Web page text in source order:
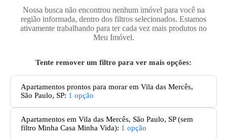
Nossa busca não encontrou nenhum imóvel para você na
região informada, dentro dos filtros selecionados. Estamos
ativamente trabalhando para ter cada vez mais produtos no
Meu Imóvel.
Tente remover um filtro para ver mais opções:
Apartamentos prontos para morar em Vila das Mercês,
São Paulo, SP: 1 opção
Apartamentos em Vila das Mercês, São Paulo, SP(sem
filtro Minha Casa Minha Vida): 1 opção